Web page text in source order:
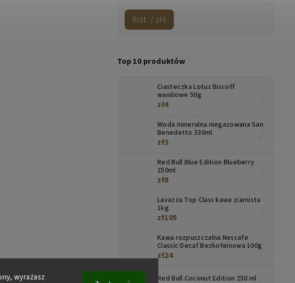
wyrażasz
0szt. / zł0
Top 10 produktów
Ciasteczka Lotus Biscoff
waniliowe 50g
zł4
Woda mineralna niegazowana San
Benedetto 330ml
zł3
Red Bull Blue Edition Blueberry
250ml
zł8
Lavazza Top Class kawa ziarnista
1kg
zł105
Kawa rozpuszczalna Nescafe
Classic Decaf Bezkofeinowa 100g
zł24
Red Bull Coconut Edition 250 ml